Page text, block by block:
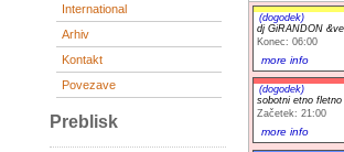
International
Arhiv
Kontakt
Povezave
Preblisk
(dogodek)
dj GiRANDON
Konec: 06:00
more info
(dogodek)
sobotni etno fletno
Začetek: 21:00
more info